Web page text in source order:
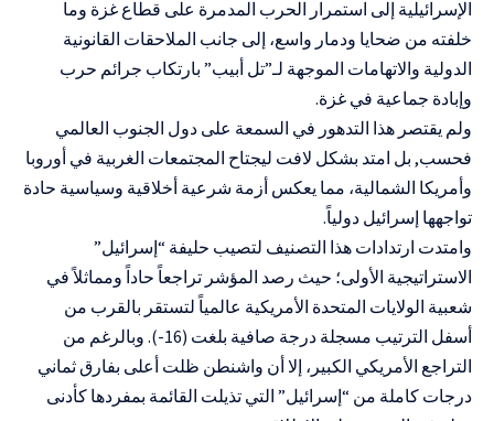
الإسرائيلية إلى استمرار الحرب المدمرة على قطاع غزة وما
خلفته من ضحايا ودمار واسع، إلى جانب الملاحقات القانونية
الدولية والاتهامات الموجهة لـ”تل أبيب” بارتكاب جرائم حرب
وإبادة جماعية في غزة.
ولم يقتصر هذا التدهور في السمعة على دول الجنوب العالمي
فحسب, بل امتد بشكل لافت ليجتاح المجتمعات الغربية في أوروبا
وأمريكا الشمالية، مما يعكس أزمة شرعية أخلاقية وسياسية حادة
تواجهها إسرائيل دولياً.
وامتدت ارتدادات هذا التصنيف لتصيب حليفة “إسرائيل”
الاستراتيجية الأولى؛ حيث رصد المؤشر تراجعاً حاداً ومماثلاً في
شعبية الولايات المتحدة الأمريكية عالمياً لتستقر بالقرب من
أسفل الترتيب مسجلة درجة صافية بلغت (16-). وبالرغم من
التراجع الأمريكي الكبير، إلا أن واشنطن ظلت أعلى بفارق ثماني
درجات كاملة من “إسرائيل” التي تذيلت القائمة بمفردها كأدنى